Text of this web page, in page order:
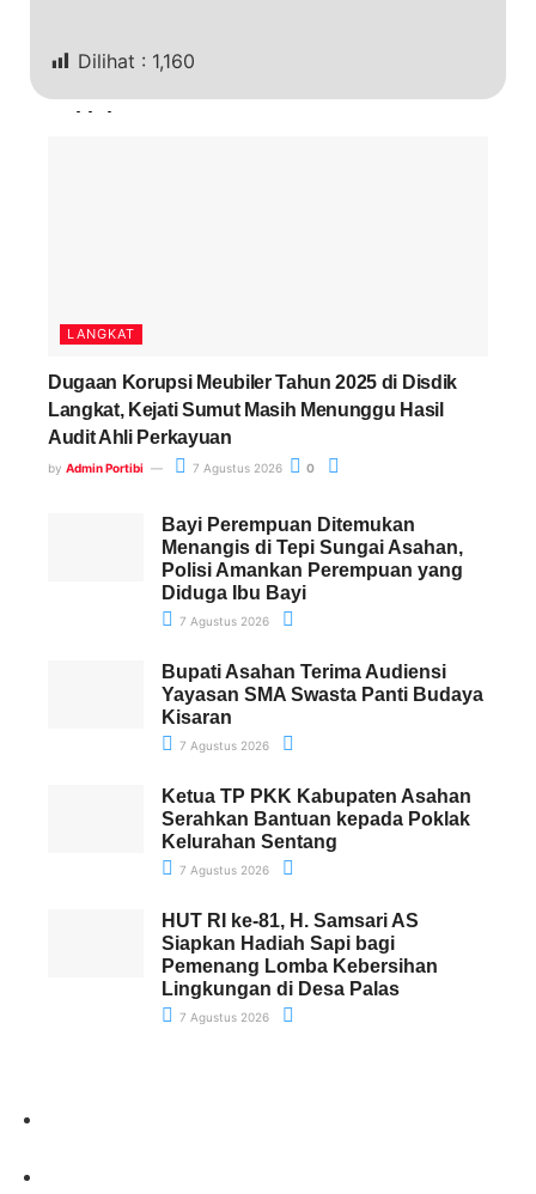
Dilihat : 1,160
Terkini
LANGKAT
Dugaan Korupsi Meubiler Tahun 2025 di Disdik
Langkat, Kejati Sumut Masih Menunggu Hasil
Audit Ahli Perkayuan
by Admin Portibi 7 Agustus 2026 0
Bayi Perempuan Ditemukan
Menangis di Tepi Sungai Asahan,
Polisi Amankan Perempuan yang
Diduga Ibu Bayi
7 Agustus 2026
Bupati Asahan Terima Audiensi
Yayasan SMA Swasta Panti Budaya
Kisaran
7 Agustus 2026
Ketua TP PKK Kabupaten Asahan
Serahkan Bantuan kepada Poklak
Kelurahan Sentang
7 Agustus 2026
HUT RI ke-81, H. Samsari AS
Siapkan Hadiah Sapi bagi
Pemenang Lomba Kebersihan
Lingkungan di Desa Palas
7 Agustus 2026